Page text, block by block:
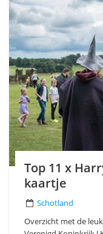
Top 11 x
kaartje
Schotland
Overzicht met de